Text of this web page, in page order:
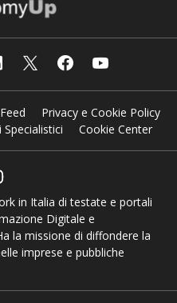
Privacy e Cookie Policy
Cookie Center
in Italia di testate e portali
Digitale e
la missione di diffondere la
imprese e pubbliche